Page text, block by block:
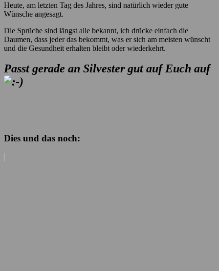
Heute, am letzten Tag des Jahres, sind natürlich wieder gute
Wünsche angesagt.
Die Sprüche sind längst alle bekannt, ich drücke einfach die
Daumen, dass jeder das bekommt, was er sich am meisten wünscht
und die Gesundheit erhalten bleibt oder wiederkehrt.
Passt gerade an Silvester gut auf Euch auf
Dies und das noch: